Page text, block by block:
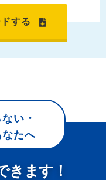
する
い・
なたへ
きます！